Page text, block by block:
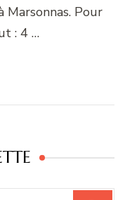
Marsonnas. Pour
: 4 …